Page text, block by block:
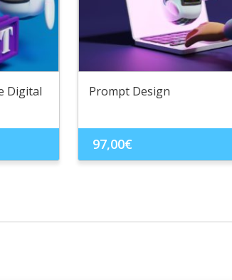
Digital
Prompt Design
97,00€